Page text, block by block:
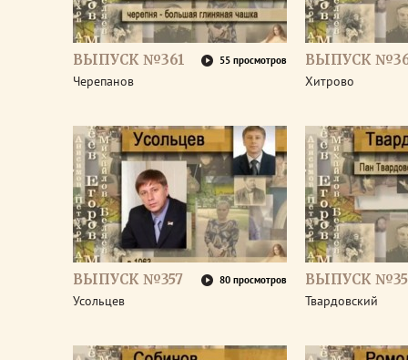
ВЫПУСК №361 55 просмотров
Черепанов
ВЫПУСК
Хитрово
ВЫПУСК №357 80 просмотров
Усольцев
ВЫПУСК
Твардовский